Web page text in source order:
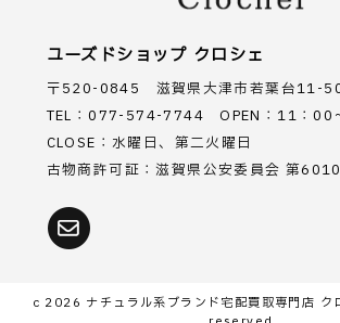
ユーズドショップ クロシェ
〒520-0845 滋賀県大津市若葉台11-
TEL：077-574-7744 OPEN：11：00
CLOSE：水曜日、第二火曜日
古物商許可証：滋賀県公安委員会 第
c 2026 ナチュラル系ブランド宅配買取専門店 ク